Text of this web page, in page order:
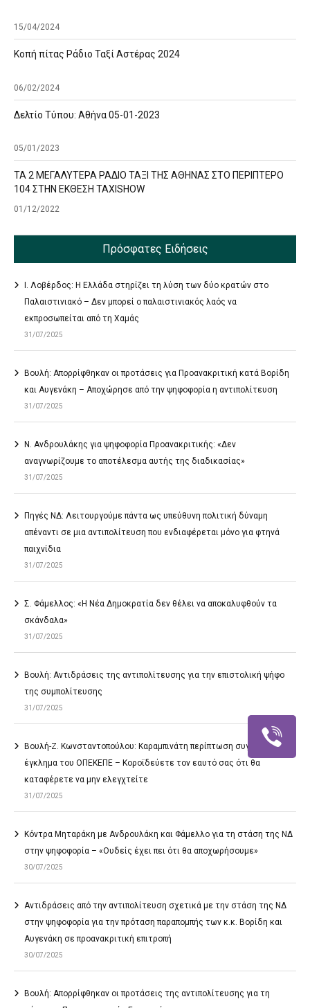
15/04/2024
Κοπή πίτας Ράδιο Ταξί Αστέρας 2024
06/02/2024
Δελτίο Τύπου: Αθήνα 05-01-2023
05/01/2023
ΤΑ 2 ΜΕΓΑΛΥΤΕΡΑ ΡΑΔΙΟ ΤΑΞΙ ΤΗΣ ΑΘΗΝΑΣ ΣΤΟ ΠΕΡΙΠΤΕΡΟ
104 ΣΤΗΝ ΕΚΘΕΣΗ TAXISHOW
01/12/2022
Πρόσφατες Ειδήσεις
Ι. Λοβέρδος: Η Ελλάδα στηρίζει τη λύση των δύο κρατών στο
Παλαιστινιακό – Δεν μπορεί ο παλαιστινιακός λαός να
εκπροσωπείται από τη Χαμάς
31/07/2025
Βουλή: Απορρίφθηκαν οι προτάσεις για Προανακριτική κατά Βορίδη
και Αυγενάκη – Αποχώρησε από την ψηφοφορία η αντιπολίτευση
31/07/2025
Ν. Ανδρουλάκης για ψηφοφορία Προανακριτικής: «Δεν
αναγνωρίζουμε το αποτέλεσμα αυτής της διαδικασίας»
31/07/2025
Πηγές ΝΔ: Λειτουργούμε πάντα ως υπεύθυνη πολιτική δύναμη
απέναντι σε μια αντιπολίτευση που ενδιαφέρεται μόνο για φτηνά
παιχνίδια
31/07/2025
Σ. Φάμελλος: «Η Νέα Δημοκρατία δεν θέλει να αποκαλυφθούν τα
σκάνδαλα»
31/07/2025
Βουλή: Αντιδράσεις της αντιπολίτευσης για την επιστολική ψήφο
της συμπολίτευσης
31/07/2025
Βουλή-Ζ. Κωνσταντοπούλου: Καραμπινάτη περίπτωση συγκάλυψης το
έγκλημα του ΟΠΕΚΕΠΕ – Κοροϊδεύετε τον εαυτό σας ότι θα
καταφέρετε να μην ελεγχτείτε
31/07/2025
Κόντρα Μηταράκη με Ανδρουλάκη και Φάμελλο για τη στάση της ΝΔ
στην ψηφοφορία – «Ουδείς έχει πει ότι θα αποχωρήσουμε»
30/07/2025
Αντιδράσεις από την αντιπολίτευση σχετικά με την στάση της ΝΔ
στην ψηφοφορία για την πρόταση παραπομπής των κ.κ. Βορίδη και
Αυγενάκη σε προανακριτική επιτροπή
30/07/2025
Βουλή: Απορρίφθηκαν οι προτάσεις της αντιπολίτευσης για τη